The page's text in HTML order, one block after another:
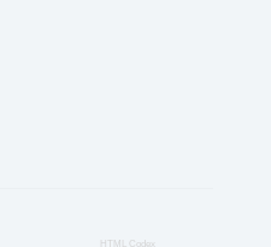
HTML Codex